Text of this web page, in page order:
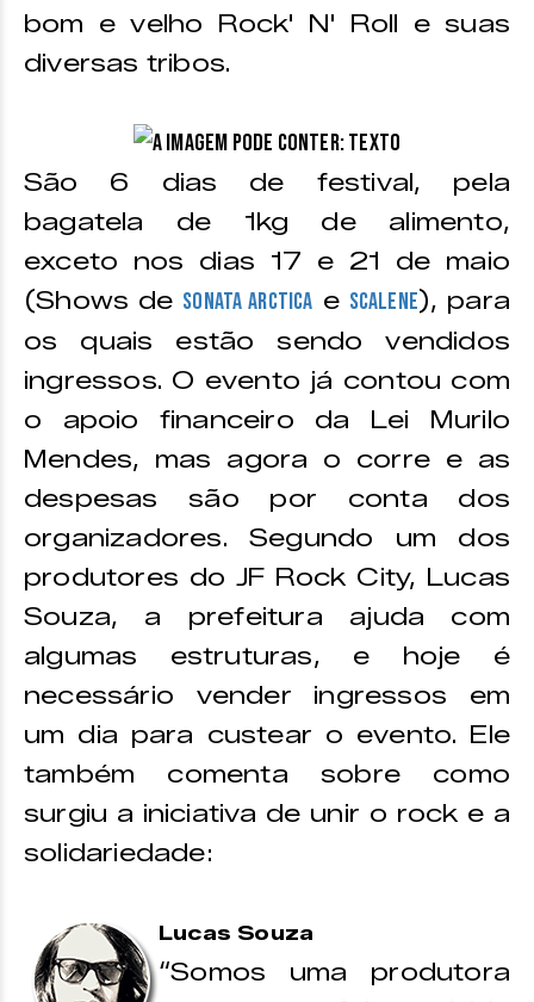
bom e velho Rock' N' Roll e suas
diversas tribos.
São 6 dias de festival, pela
bagatela de 1kg de alimento,
exceto nos dias 17 e 21 de maio
(Shows de Sonata Arctica e Scalene), para
os quais estão sendo vendidos
ingressos. O evento já contou com
o apoio financeiro da Lei Murilo
Mendes, mas agora o corre e as
despesas são por conta dos
organizadores. Segundo um dos
produtores do JF Rock City, Lucas
Souza, a prefeitura ajuda com
algumas estruturas, e hoje é
necessário vender ingressos em
um dia para custear o evento. Ele
também comenta sobre como
surgiu a iniciativa de unir o rock e a
solidariedade:
Lucas Souza
“Somos uma produtora